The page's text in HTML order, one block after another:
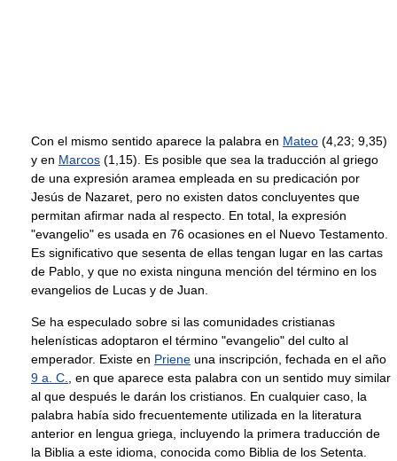
Con el mismo sentido aparece la palabra en Mateo (4,23; 9,35)
y en Marcos (1,15). Es posible que sea la traducción al griego
de una expresión aramea empleada en su predicación por
Jesús de Nazaret, pero no existen datos concluyentes que
permitan afirmar nada al respecto. En total, la expresión
"evangelio" es usada en 76 ocasiones en el Nuevo Testamento.
Es significativo que sesenta de ellas tengan lugar en las cartas
de Pablo, y que no exista ninguna mención del término en los
evangelios de Lucas y de Juan.
Se ha especulado sobre si las comunidades cristianas
helenísticas adoptaron el término "evangelio" del culto al
emperador. Existe en Priene una inscripción, fechada en el año
9 a. C.
, en que aparece esta palabra con un sentido muy similar
al que después le darán los cristianos. En cualquier caso, la
palabra había sido frecuentemente utilizada en la literatura
anterior en lengua griega, incluyendo la primera traducción de
la Biblia a este idioma, conocida como Biblia de los Setenta.